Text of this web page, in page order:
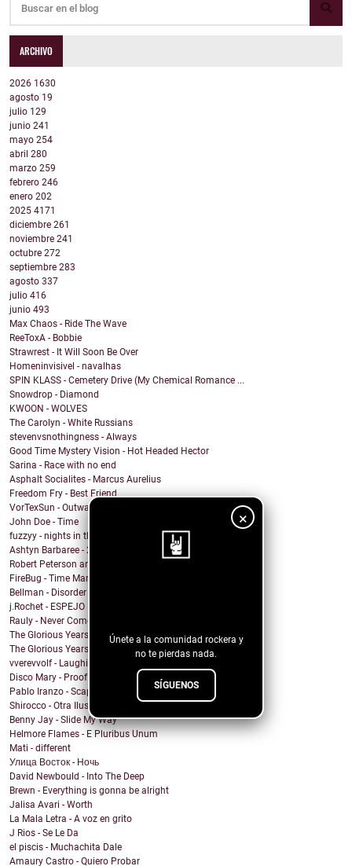
×
Únete a la comunidad rockera y
no te pierdas nada.
SÍGUENOS
ARCHIVO
2026 1630
agosto 19
julio 129
junio 241
mayo 254
abril 280
marzo 259
febrero 246
enero 202
2025 4171
diciembre 261
noviembre 241
octubre 272
septiembre 283
agosto 337
julio 416
junio 493
Max Chaos - Ride The Wave
ReeToxA - Bobbie
Strawrest - It Will Soon Be Over
Homeninvisivel - navalhas
SPIN KLASS - Cemetery Drive (My Chemical Romance ...
Snowdrop - Diamond
KWOON - WOLVES
The Carolyn - White Russians
stevenvsnothingness - Always
Good Time Mystery Vision - Hot Headed Hector
Sarina - Race with no end
Asphalt Socialites - Marcus Aurelius
Freedom Fry - Best Friend
VorTexSun - Outward Spinning
John Doe - Time
fuzzyy - nights in the basement ft. long beard
Ashtyn Barbaree - 2am Shadow (Piano Version)
Robert Peterson and The Crusade - Of All The World
FireBug - Time Marches On
Bellman - Disorder
j.Rochet - ESPEJO
Rauly - Never Come Back
The Glorious Years - Cosmic Behaviour
The Glorious Years - Sweet Imperfections
vverevvolf - Laughing Til I Cry
Disco Mary - Proof
Pablo Iranzo - Scapegoat (Single Edit)
Shirocco - Otra Ilusión
Benny Jay - Slide My Way
Helmore Flames - E Pluribus Unum
Mati - different
Улица Восток - Ночь
David Newbould - Into The Deep
Brewn - Everything is gonna be alright
Jalisa Avari - Worth
La Mala Letra - A voz en grito
J Rios - Se Le Da
el piscis - Muchachita Dale
Amaury Castro - Quiero Probar